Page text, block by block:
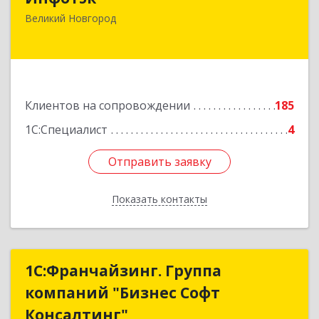
Великий Новгород
Клиентов на сопровождении
185
1С:Специалист
4
Отправить заявку
Показать контакты
173003, Новгородская обл, Великий Новгород
Подробнее
Отправить заявку
Назад
1С:Франчайзинг. Группа
компаний "Бизнес Софт
Консалтинг"
1С:Франчайзинг. Группа
компаний "Бизнес Софт